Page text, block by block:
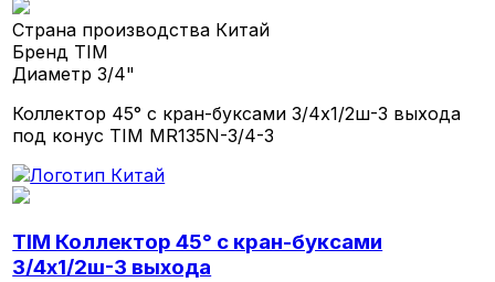
Страна производства Китай
Бренд TIM
Диаметр3/4"
Коллектор 45° с кран-буксами 3/4х1/2ш-3 выхода
под конус TIM MR135N-3/4-3
TIM Коллектор 45° с кран-буксами
3/4х1/2ш-3 выхода